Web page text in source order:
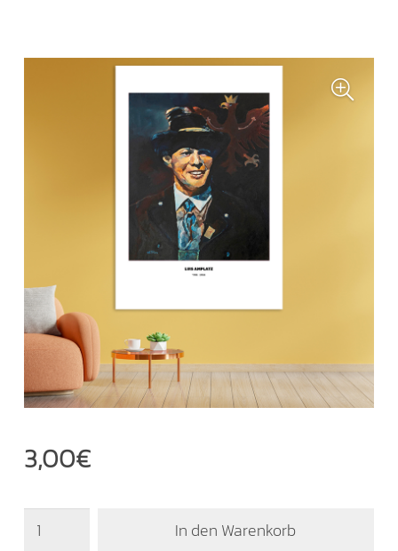
3,00€
„Luis
In den Warenkorb